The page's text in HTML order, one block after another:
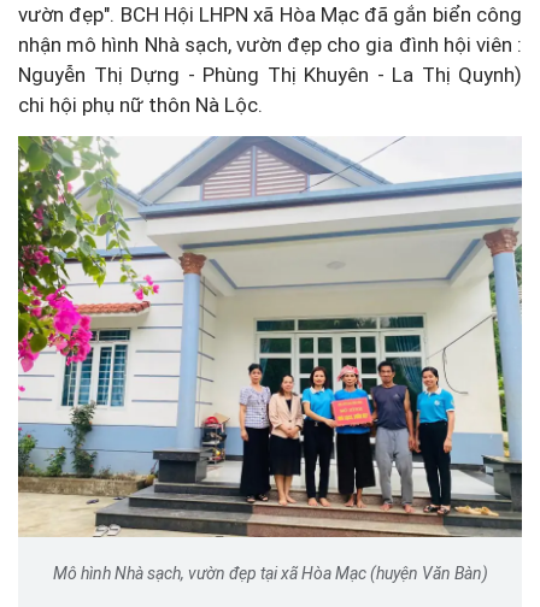
vườn đẹp". BCH Hội LHPN xã Hòa Mạc đã gắn biển công
nhận mô hình Nhà sạch, vườn đẹp cho gia đình hội viên :
Nguyễn Thị Dựng - Phùng Thị Khuyên - La Thị Quynh)
chi hội phụ nữ thôn Nà Lộc.
Mô hình Nhà sạch, vườn đẹp tại xã Hòa Mạc (huyện Văn Bàn)